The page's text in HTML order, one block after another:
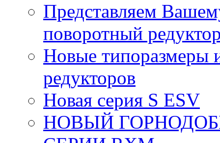
Представляем
поворотный
Новые типоразмеры
редукторов
Новая серия S ESV
НОВЫЙ